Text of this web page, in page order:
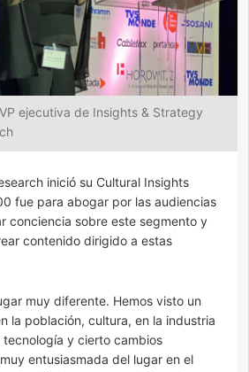
ejecutiva de Insights & Strategy
inició su Cultural Insights
fue para abogar por las audiencias
conciencia sobre este segmento y
contenido dirigido a estas
muy diferente. Hemos visto un
la población, cultura, en la industria
tecnología y cierto cambios
entusiasmada del lugar en el